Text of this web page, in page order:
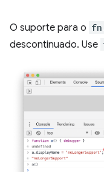
O suporte para o
descontinuado. Use